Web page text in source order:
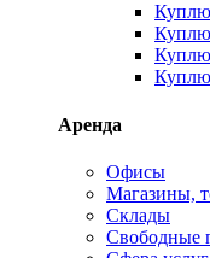
Куплю
Куплю
Аренда
Офисы
Магазины,
Склады
Свободные